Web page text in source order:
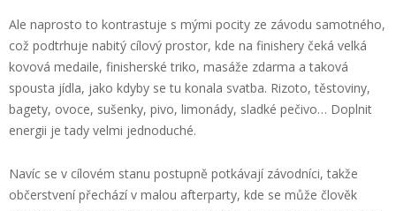
Ale naprosto to kontrastuje s mými pocity ze závodu samotného,
což podtrhuje nabitý cílový prostor, kde na finishery čeká velká
kovová medaile, finisherské triko, masáže zdarma a taková
spousta jídla, jako kdyby se tu konala svatba. Rizoto, těstoviny,
bagety, ovoce, sušenky, pivo, limonády, sladké pečivo… Doplnit
energii je tady velmi jednoduché.
Navíc se v cílovém stanu postupně potkávají závodníci, takže
občerstvení přechází v malou afterparty, kde se může člověk